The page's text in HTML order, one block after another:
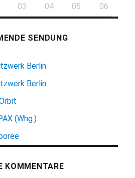
03 04 05 06
SENDUNG
Berlin
Berlin
(Whg.)
KOMMENTARE